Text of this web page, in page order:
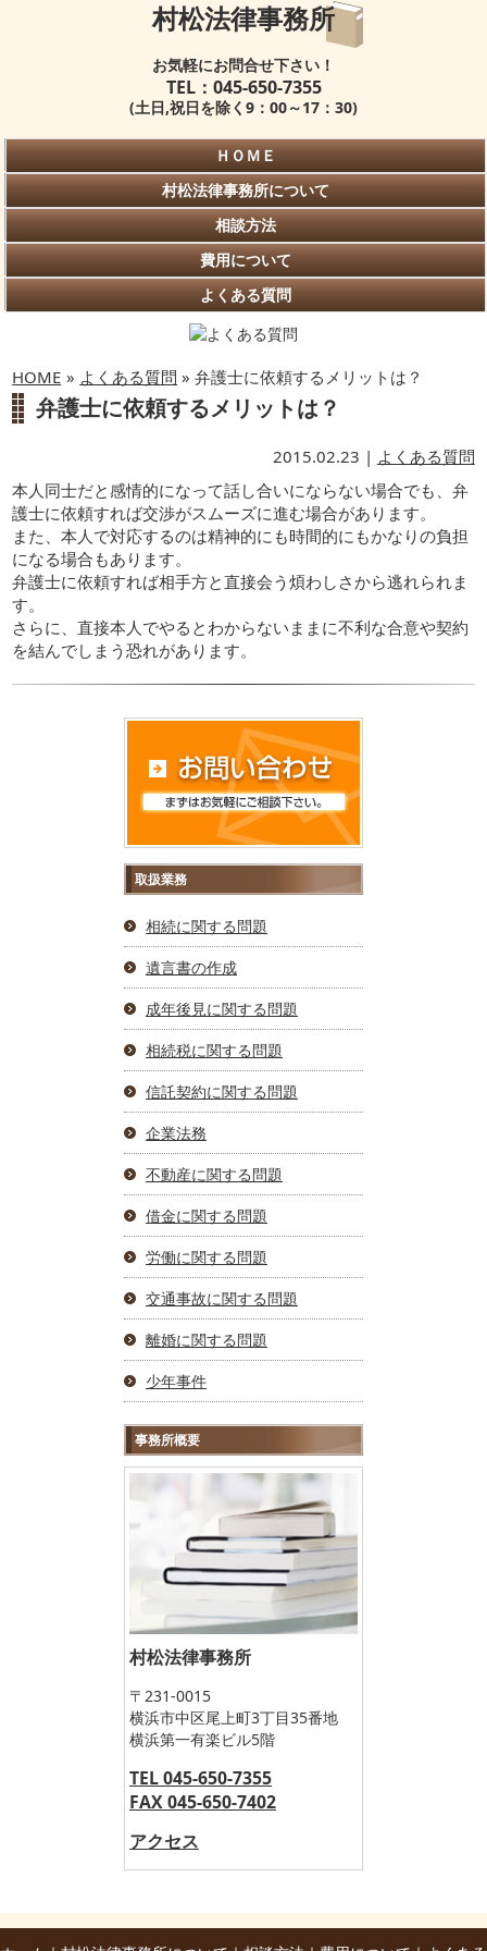
村松法律事務所
お気軽にお問合せ下さい！
TEL：045-650-7355
(土日,祝日を除く9：00～17：30)
ＨＯＭＥ
村松法律事務所について
相談方法
費用について
よくある質問
HOME » よくある質問 » 弁護士に依頼するメリットは？
弁護士に依頼するメリットは？
2015.02.23 | よくある質問
本人同士だと感情的になって話し合いにならない場合でも、弁
護士に依頼すれば交渉がスムーズに進む場合があります。
また、本人で対応するのは精神的にも時間的にもかなりの負担
になる場合もあります。
弁護士に依頼すれば相手方と直接会う煩わしさから逃れられま
す。
さらに、直接本人でやるとわからないままに不利な合意や契約
を結んでしまう恐れがあります。
取扱業務
相続に関する問題
遺言書の作成
成年後見に関する問題
相続税に関する問題
信託契約に関する問題
企業法務
不動産に関する問題
借金に関する問題
労働に関する問題
交通事故に関する問題
離婚に関する問題
少年事件
事務所概要
村松法律事務所
〒231-0015
横浜市中区尾上町3丁目35番地
横浜第一有楽ビル5階
TEL 045-650-7355
FAX 045-650-7402
アクセス